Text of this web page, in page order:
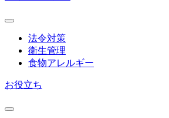
法令対策
衛生管理
食物アレルギー
お役立ち